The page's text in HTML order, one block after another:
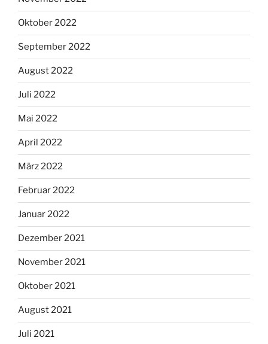
Oktober 2022
September 2022
August 2022
Juli 2022
Mai 2022
April 2022
März 2022
Februar 2022
Januar 2022
Dezember 2021
November 2021
Oktober 2021
August 2021
Juli 2021